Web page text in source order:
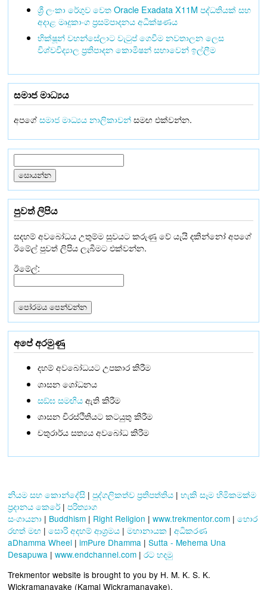
ශ්‍රී ලංකා රේගුව වෙත Oracle Exadata X11M පද්ධතියක් සහ
අදාළ මෘදුකාංග ප්‍රසම්පාදනය අධීක්ෂණය
භික්ෂූන් වහන්සේලාට වැටුප් ගෙවීම නවතාලන ලෙස
විශ්වවිද්‍යාල ප්‍රතිපාදන කොමිෂන් සභාවෙන් ඉල්ලීම
සමාජ මාධ්‍යය
අපගේසමාජ මාධ්‍යය නාලිකාවන්සමඟ එක්වන්න.
පුවත් ලිපිය
සදහම් අවබෝධය උතුම්ම සුවයට කරුණු වේ යැයි දකින්නෝ අපගේ
ඊමේල් පුවත් ලිපිය ලැබීමට එක්වන්න.
ඊමේල්:
අපේ අරමුණු
දහම් අවබෝධයට උපකාර කිරීම
ශාසන ශෝධනය
සඞ්‌ඝ සමඟියඇති කිරීම
ශාසන චිරස්ථිතියට කටයුතු කිරීම
චතුරාර්ය සත්‍යය අවබෝධ කිරීම
නියම සහ කොන්දේසි | පුද්ගලිකත්ව ප්‍රතිපත්තිය | හැකි සෑම හිමිකමක්ම
ප්‍රදානය කෙරේ | පරිත්‍යාග
සංගායනා | Buddhism | Right Religion | www.trekmentor.com | හොර
රහත් මඟ | සොරි අදහම් ආශ්‍රමය | මහානායක | අධිකරණ
aDhamma Wheel | imPure Dhamma | Sutta - Mehema Una
Desapuwa | www.endchannel.com | රට හදමු
Trekmentor website is brought to you by H. M. K. S. K.
Wickramanayake (Kamal Wickramanayake).